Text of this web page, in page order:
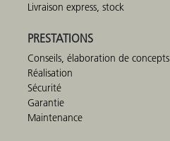
Livraison express, stock
PRESTATIONS
Conseils, élaboration de concepts
Réalisation
Sécurité
Garantie
Maintenance